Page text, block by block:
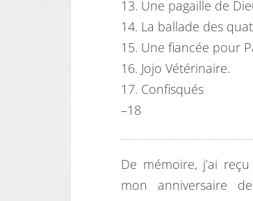
13. Une pagaille de
14. La ballade des
15. Une fiancée pour
16. Jojo Vétérinaire.
17. Confisqués
–18
De mémoire, j’ai
mon anniversaire